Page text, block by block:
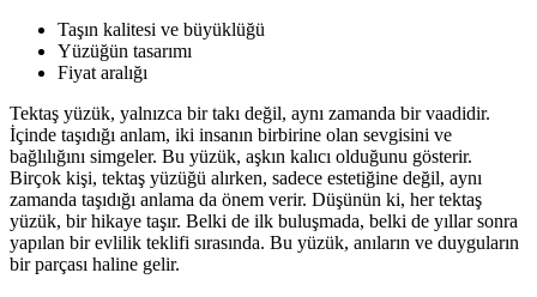
Taşın kalitesi ve büyüklüğü
Yüzüğün tasarımı
Fiyat aralığı
Tektaş yüzük, yalnızca bir takı değil, aynı zamanda bir vaadidir.
İçinde taşıdığı anlam, iki insanın birbirine olan sevgisini ve
bağlılığını simgeler. Bu yüzük, aşkın kalıcı olduğunu gösterir.
Birçok kişi, tektaş yüzüğü alırken, sadece estetiğine değil, aynı
zamanda taşıdığı anlama da önem verir. Düşünün ki, her tektaş
yüzük, bir hikaye taşır. Belki de ilk buluşmada, belki de yıllar sonra
yapılan bir evlilik teklifi sırasında. Bu yüzük, anıların ve duyguların
bir parçası haline gelir.